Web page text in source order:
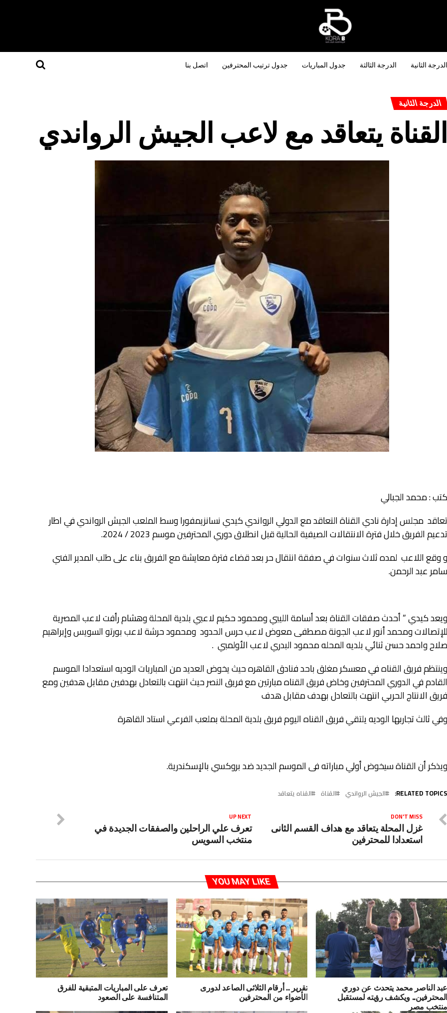
الدرجة الثانية الدرجة الثالثة جدول المباريات جدول ترتيب المحترفين اتصل بنا
الدرجة الثانية
القناة يتعاقد مع لاعب الجيش الرواندي
كتب : محمد الجبالي
تعاقد مجلس إدارة نادي القناة التعاقد مع الدولي الرواندي كيدي نسانزيمفورا وسط الملعب الجيش الرواندي في اطار
تدعيم الفريق خلال فترة الانتقالات الصيفية الحالية قبل انطلاق دوري المحترفين موسم 2023 / 2024.
و وقع اللاعب لمده ثلاث سنوات في صفقة انتقال حر بعد قضاء فترة معايشة مع الفريق بناء على طلب المدير الفني
سامر عبد الرحمن.
ويعد كيدي ” أحدث صفقات القناة بعد أسامة الليبي ومحمود حكيم لاعبي بلدية المحلة وهشام رأفت لاعب المصرية
للإتصالات ومحمد أنور لاعب الجونة مصطفى معوض لاعب حرس الحدود ومحمود حرشة لاعب بورتو السويس وإبراهيم
صلاح واحمد حسن ثنائي بلديه المحله محمود البدري لاعب الأولمبي .
وينتظم فريق القناه في معسكر مغلق باحد فنادق القاهره حيث يخوض العديد من المباريات الوديه استعدادا الموسم
القادم في الدوري المحترفين وخاض فريق القناه مبارتين مع فريق النصر حيث انتهت بالتعادل بهدفين مقابل هدفين ومع
فريق الانتاج الحربي انتهت بالتعادل بهدف مقابل هدف
وفي ثالث تجاربها الوديه يلتقي فريق القناه اليوم فريق بلدية المحلة بملعب الفرعي استاد القاهرة
ويذكر أن القناة سيخوض أولي مباراته فى الموسم الجديد ضد بروكسي بالإسكندرية.
RELATED TOPICS: الجيش الرواندي القناة القناه يتعاقد
UP NEXT
تعرف علي الراحلين والصفقات الجديدة في
منتخب السويس
DON'T MISS
غزل المحلة يتعاقد مع هداف القسم الثانى
استعدادا للمحترفين
YOU MAY LIKE
عبد الناصر محمد يتحدث عن دوري
المحترفين.. ويكشف رؤيته لمستقبل
منتخب مصر
تقرير .. أرقام الثلاثى الصاعد لدورى
الأضواء من المحترفين
تعرف على المباريات المتبقية للفرق
المتنافسة على الصعود